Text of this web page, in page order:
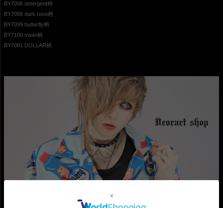
BY7096 detergent柄
BY7098 dark rose柄
BY7099 butterfly柄
BY7100 swan柄
BY7081 DOLLAR柄